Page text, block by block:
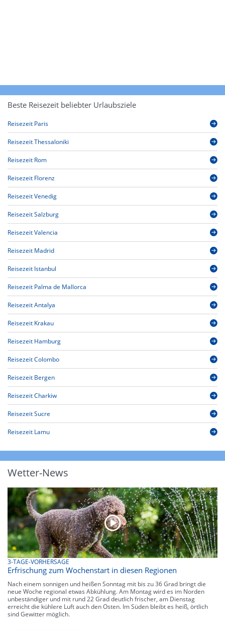
Beste Reisezeit beliebter Urlaubsziele
Reisezeit Paris
Reisezeit Thessaloniki
Reisezeit Rom
Reisezeit Florenz
Reisezeit Venedig
Reisezeit Salzburg
Reisezeit Valencia
Reisezeit Madrid
Reisezeit Istanbul
Reisezeit Palma de Mallorca
Reisezeit Antalya
Reisezeit Krakau
Reisezeit Hamburg
Reisezeit Colombo
Reisezeit Bergen
Reisezeit Charkiw
Reisezeit Sucre
Reisezeit Lamu
Wetter-News
3-TAGE-VORHERSAGE
Erfrischung zum Wochenstart in diesen Regionen
Nach einem sonnigen und heißen Sonntag mit bis zu 36 Grad bringt die
neue Woche regional etwas Abkühlung. Am Montag wird es im Norden
unbeständiger und mit rund 22 Grad deutlich frischer, am Dienstag
erreicht die kühlere Luft auch den Osten. Im Süden bleibt es heiß, örtlich
sind Gewitter möglich.